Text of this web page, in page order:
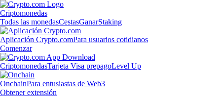
Criptomonedas
Todas las monedasCestasGanarStaking
Aplicación Crypto.comPara usuarios cotidianos
Comenzar
CriptomonedasTarjeta Visa prepagoLevel Up
OnchainPara entusiastas de Web3
Obtener extensión